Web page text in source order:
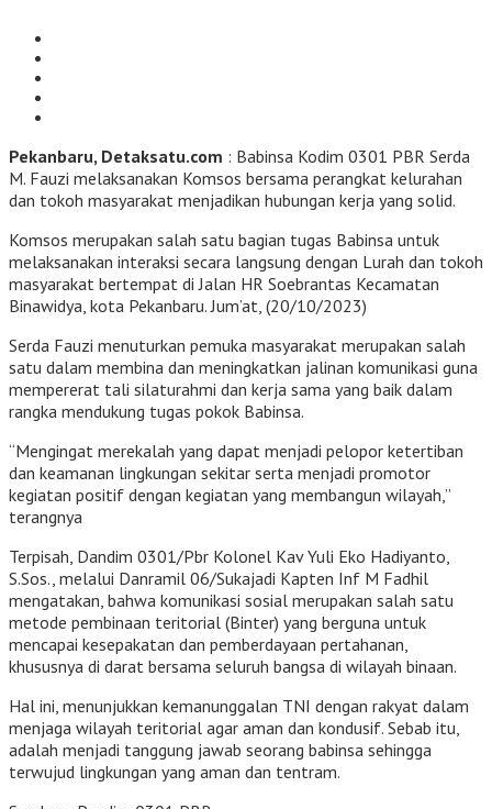
Pekanbaru, Detaksatu.com : Babinsa Kodim 0301 PBR Serda
M. Fauzi melaksanakan Komsos bersama perangkat kelurahan
dan tokoh masyarakat menjadikan hubungan kerja yang solid.
Komsos merupakan salah satu bagian tugas Babinsa untuk
melaksanakan interaksi secara langsung dengan Lurah dan tokoh
masyarakat bertempat di Jalan HR Soebrantas Kecamatan
Binawidya, kota Pekanbaru. Jum’at, (20/10/2023)
Serda Fauzi menuturkan pemuka masyarakat merupakan salah
satu dalam membina dan meningkatkan jalinan komunikasi guna
mempererat tali silaturahmi dan kerja sama yang baik dalam
rangka mendukung tugas pokok Babinsa.
“Mengingat merekalah yang dapat menjadi pelopor ketertiban
dan keamanan lingkungan sekitar serta menjadi promotor
kegiatan positif dengan kegiatan yang membangun wilayah,”
terangnya
Terpisah, Dandim 0301/Pbr Kolonel Kav Yuli Eko Hadiyanto,
S.Sos., melalui Danramil 06/Sukajadi Kapten Inf M Fadhil
mengatakan, bahwa komunikasi sosial merupakan salah satu
metode pembinaan teritorial (Binter) yang berguna untuk
mencapai kesepakatan dan pemberdayaan pertahanan,
khususnya di darat bersama seluruh bangsa di wilayah binaan.
Hal ini, menunjukkan kemanunggalan TNI dengan rakyat dalam
menjaga wilayah teritorial agar aman dan kondusif. Sebab itu,
adalah menjadi tanggung jawab seorang babinsa sehingga
terwujud lingkungan yang aman dan tentram.